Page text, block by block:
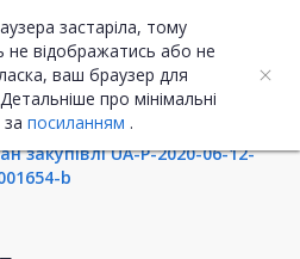
застаріла, тому
не відображатись або не
ваш браузер для
про мінімальні
посиланням .
UA ENG
про закупівлю
закупівлі UA-P-2020-06-12-
b